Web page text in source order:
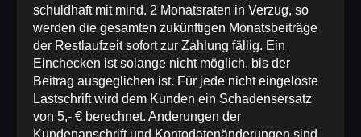
schuldhaft mit mind. 2 Monatsraten in Verzug, so
werden die gesamten zukünftigen Monatsbeiträge
der Restlaufzeit sofort zur Zahlung fällig. Ein
Einchecken ist solange nicht möglich, bis der
Beitrag ausgeglichen ist. Für jede nicht eingelöste
Lastschrift wird dem Kunden ein Schadensersatz
von 5,- € berechnet. Anderungen der
Kundenanschrift und Kontodatenänderungen sind